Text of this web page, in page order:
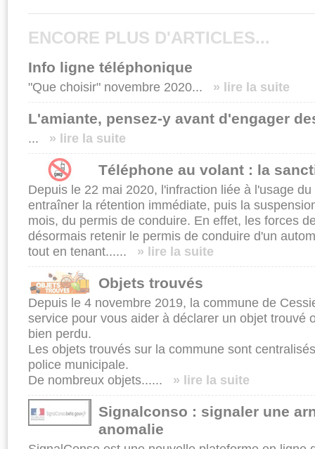
ENCORE PLUS D'ARTICLES...
Info ligne téléphonique
"Que choisir" novembre 2020... » lire la suite
L'amiante, pensez-y avant d'engager
... » lire la suite
Téléphone au volant : la
Depuis le 22 mai 2020, l'in­fraction liée à l'usage
entraîner la rétention immédiate, puis la
mois, du permis de con­duire. En effet, les forces
désormais rete­nir le permis de conduire d'un
tout en tenant......
» lire la suite
Objets trouvés
Depuis le 4 novembre 2019, la commune de
service pour vous aider à déclarer un objet trouvé
bien perdu.
Les objets trouvés sur la commune sont
police municipale.
De nombreux objets......
» lire la suite
Signalconso : signaler une
anomalie